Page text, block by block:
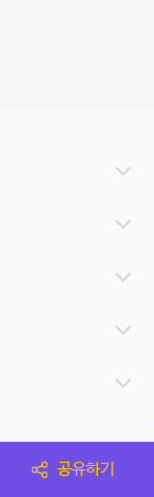
공유하기